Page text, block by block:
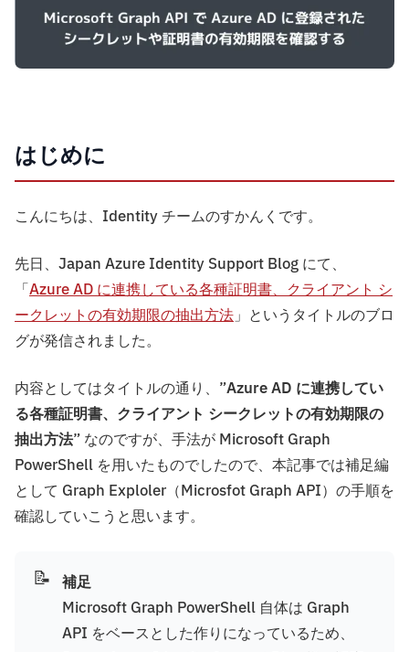
はじめに
こんにちは、Identity チームのすかんくです。
先日、Japan Azure Identity Support Blog にて、
「Azure AD に連携している各種証明書、クライアント シ
ークレットの有効期限の抽出方法」というタイトルのブロ
グが発信されました。
内容としてはタイトルの通り、”Azure AD に連携してい
る各種証明書、クライアント シークレットの有効期限の
抽出方法” なのですが、手法が Microsoft Graph
PowerShell を用いたものでしたので、本記事では補足編
として Graph Exploler（Microsfot Graph API）の手順を
確認していこうと思います。
📝 補足
Microsoft Graph PowerShell 自体は Graph
API をベースとした作りになっているため、